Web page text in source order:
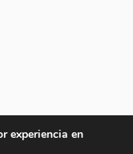
experiencia en